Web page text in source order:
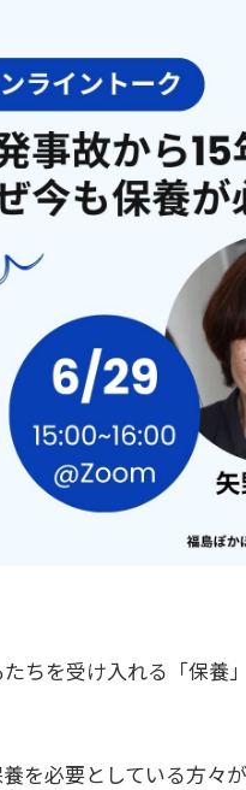
ちを受け入れる「保養
を必要としている方々